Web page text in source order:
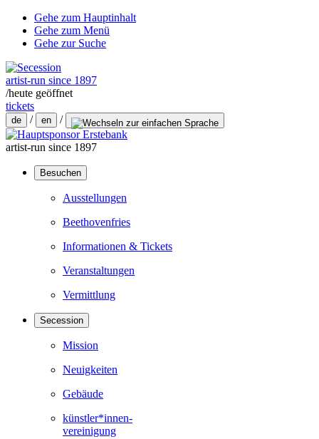
Gehe zum Hauptinhalt
Gehe zum Menü
Gehe zur Suche
artist-run since 1897
/heute geöffnet
tickets
de / en /
artist-run since 1897
Besuchen
Ausstellungen
Beethovenfries
Informationen & Tickets
Veranstaltungen
Vermittlung
Secession
Mission
Neuigkeiten
Gebäude
künstler*innen-
vereinigung